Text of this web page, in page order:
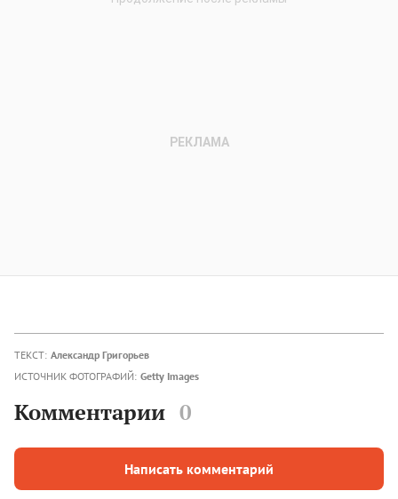
ТЕКСТ: Александр Григорьев
ИСТОЧНИК ФОТОГРАФИЙ: Getty Images
Комментарии 0
Написать комментарий